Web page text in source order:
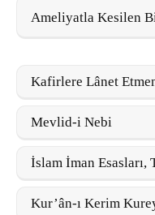
Ameliyatla Kesilen
Kafirlere Lânet
Mevlid-i Nebi
İslam İman Esasları,
Kur’ân-ı Kerim